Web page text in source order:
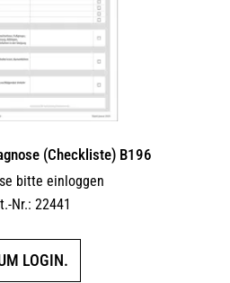
(Checkliste) B196
bitte einloggen
Nr.: 22441
LOGIN.